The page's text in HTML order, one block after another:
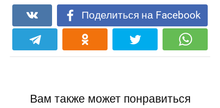
Поделиться на Facebook
Вам также может понравиться